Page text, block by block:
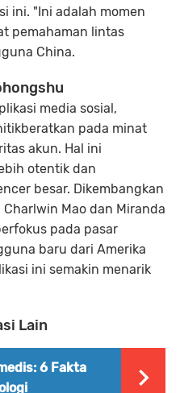
ini. "Ini adalah momen
pemahaman lintas
China.
media sosial,
pada minat
akun. Hal ini
otentik dan
besar. Dikembangkan
Mao dan Miranda
pada pasar
baru dari Amerika
ini semakin menarik
Lain
6 Fakta